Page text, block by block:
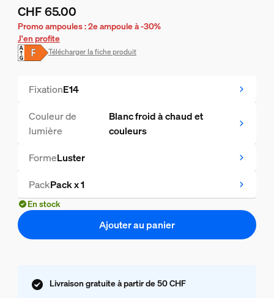
Le prix actuel est CHF 65.00
CHF 65.00
Promo ampoules : 2e ampoule à -30%
J'en profite
Télécharger la fiche produit
FixationE14
Couleur de
lumière
Blanc froid à chaud et
couleurs
FormeLuster
PackPack x 1
En stock
Ajouter au panier
Livraison gratuite à partir de 50 CHF